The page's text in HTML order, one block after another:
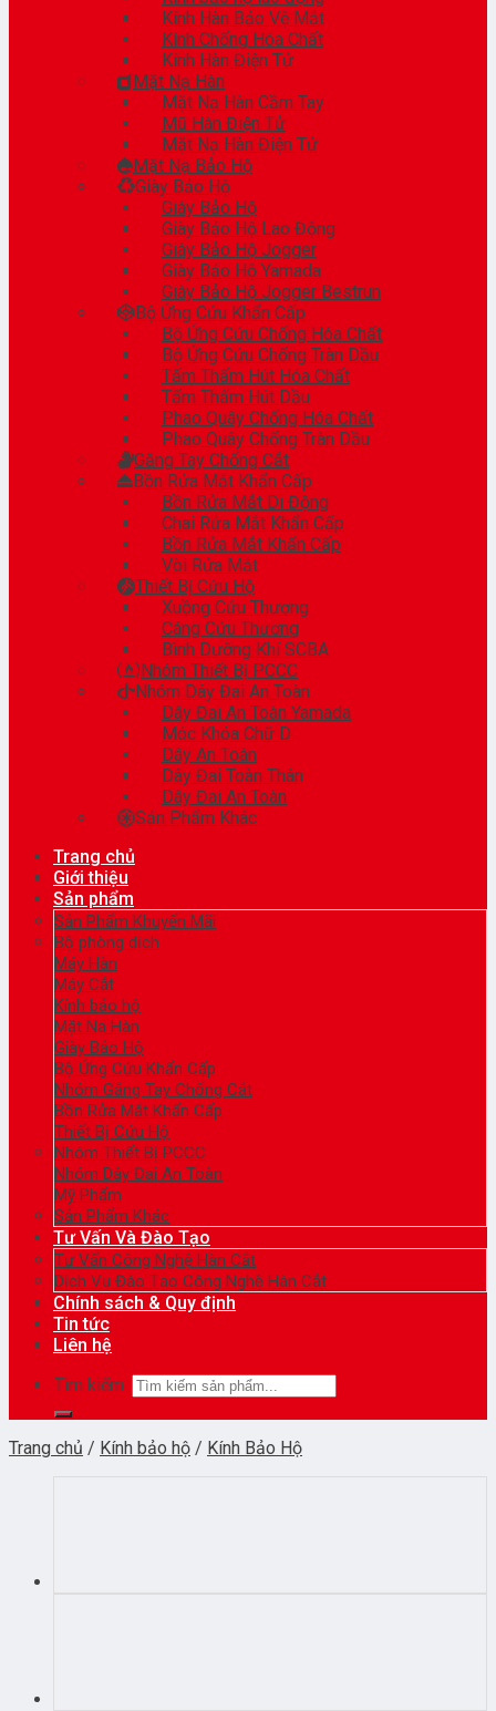
Kính Hàn Bảo Vệ Mắt
Kính Chống Hóa Chất
Kính Hàn Điện Tử
Mặt Nạ Hàn
Mặt Nạ Hàn Cầm Tay
Mũ Hàn Điện Tử
Mặt Nạ Hàn Điện Tử
Mặt Nạ Bảo Hộ
Giày Bảo Hộ
Giày Bảo Hộ
Giày Bảo Hộ Lao Động
Giày Bảo Hộ Jogger
Giày Bảo Hộ Yamada
Giày Bảo Hộ Jogger Bestrun
Bộ Ứng Cứu Khẩn Cấp
Bộ Ứng Cứu Chống Hóa Chất
Bộ Ứng Cứu Chống Tràn Dầu
Tấm Thấm Hút Hóa Chất
Tấm Thấm Hút Dầu
Phao Quây Chống Hóa Chất
Phao Quây Chống Tràn Dầu
Găng Tay Chống Cắt
Bồn Rửa Mắt Khẩn Cấp
Bồn Rửa Mắt Di Động
Chai Rửa Mắt Khẩn Cấp
Bồn Rửa Mắt Khẩn Cấp
Vòi Rửa Mắt
Thiết Bị Cứu Hộ
Xuồng Cứu Thương
Cáng Cứu Thương
Bình Dưỡng Khí SCBA
Nhóm Thiết Bị PCCC
Nhóm Dây Đai An Toàn
Dây Đai An Toàn Yamada
Móc Khóa Chữ D
Dây An Toàn
Dây Đai Toàn Thân
Dây Đai An Toàn
Sản Phẩm Khác
Trang chủ
Giới thiệu
Sản phẩm
Sản Phẩm Khuyến Mãi
Bộ phòng dịch
Máy Hàn
Máy Cắt
Kính bảo hộ
Mặt Nạ Hàn
Giày Bảo Hộ
Bộ Ứng Cứu Khẩn Cấp
Nhóm Găng Tay Chống Cắt
Bồn Rửa Mắt Khẩn Cấp
Thiết Bị Cứu Hộ
Nhóm Thiết Bị PCCC
Nhóm Dây Đai An Toàn
Mỹ Phẩm
Sản Phẩm Khác
Tư Vấn Và Đào Tạo
Tư Vấn Công Nghệ Hàn Cắt
Dịch Vụ Đào Tạo Công Nghệ Hàn Cắt
Chính sách & Quy định
Tin tức
Liên hệ
Tìm kiếm:
Trang chủ / Kính bảo hộ / Kính Bảo Hộ